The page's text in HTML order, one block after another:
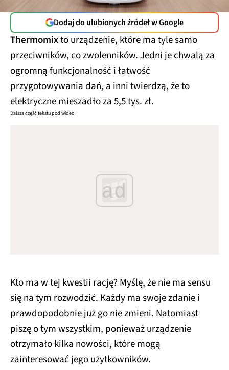
Dodaj do ulubionych źródeł w Google
Thermomixto urządzenie, które ma tyle samo
przeciwników, co zwolenników. Jedni je chwalą za
ogromną funkcjonalność i łatwość
przygotowywania dań, a inni twierdzą, że to
elektryczne mieszadło za 5,5 tys. zł.
Dalsza część tekstu pod wideo
ad
Kto ma w tej kwestii rację? Myślę, że nie ma sensu
się na tym rozwodzić. Każdy ma swoje zdanie i
prawdopodobnie już go nie zmieni. Natomiast
piszę o tym wszystkim, ponieważ urządzenie
otrzymało kilka nowości, które mogą
zainteresować jego użytkowników.